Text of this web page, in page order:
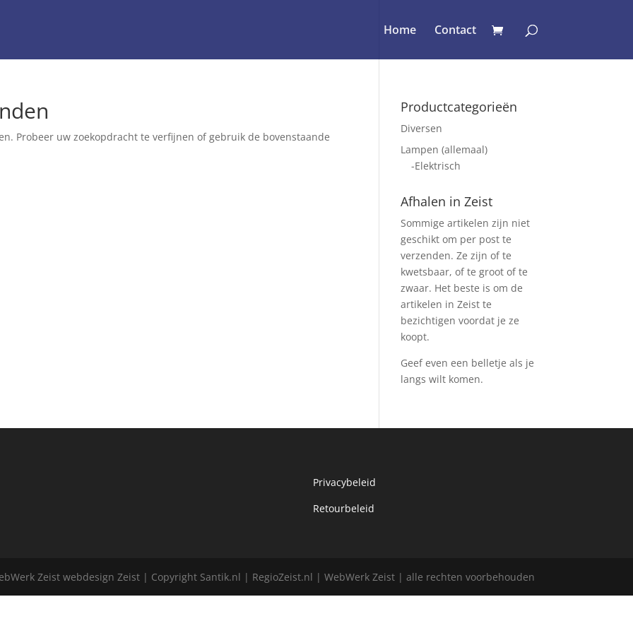
Home Contact
Probeer uw zoekopdracht te verfijnen of gebruik de bovenstaande
Productcategorieën
Diversen
Lampen (allemaal)
-Elektrisch
Afhalen in Zeist
Sommige artikelen zijn niet
geschikt om per post te
verzenden. Ze zijn of te
kwetsbaar, of te groot of te
zwaar. Het beste is om de
artikelen in Zeist te
bezichtigen voordat je ze
koopt.
Geef even een belletje als je
langs wilt komen.
Privacybeleid
Retourbeleid
Zeist webdesign Zeist | Copyright Santik.nl | RegioZeist.nl | WebWerk Zeist | alle rechten voorbehouden